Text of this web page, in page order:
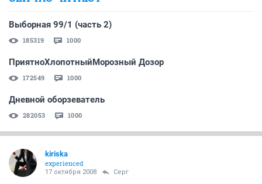
Выборная 99/1 (часть 2)
185319 1000
ПриятноХлопотныйМорозный Дозор
172549 1000
Дневной оборзеватель
282053 1000
kiriska
experienced
17 октября 2008 Серг